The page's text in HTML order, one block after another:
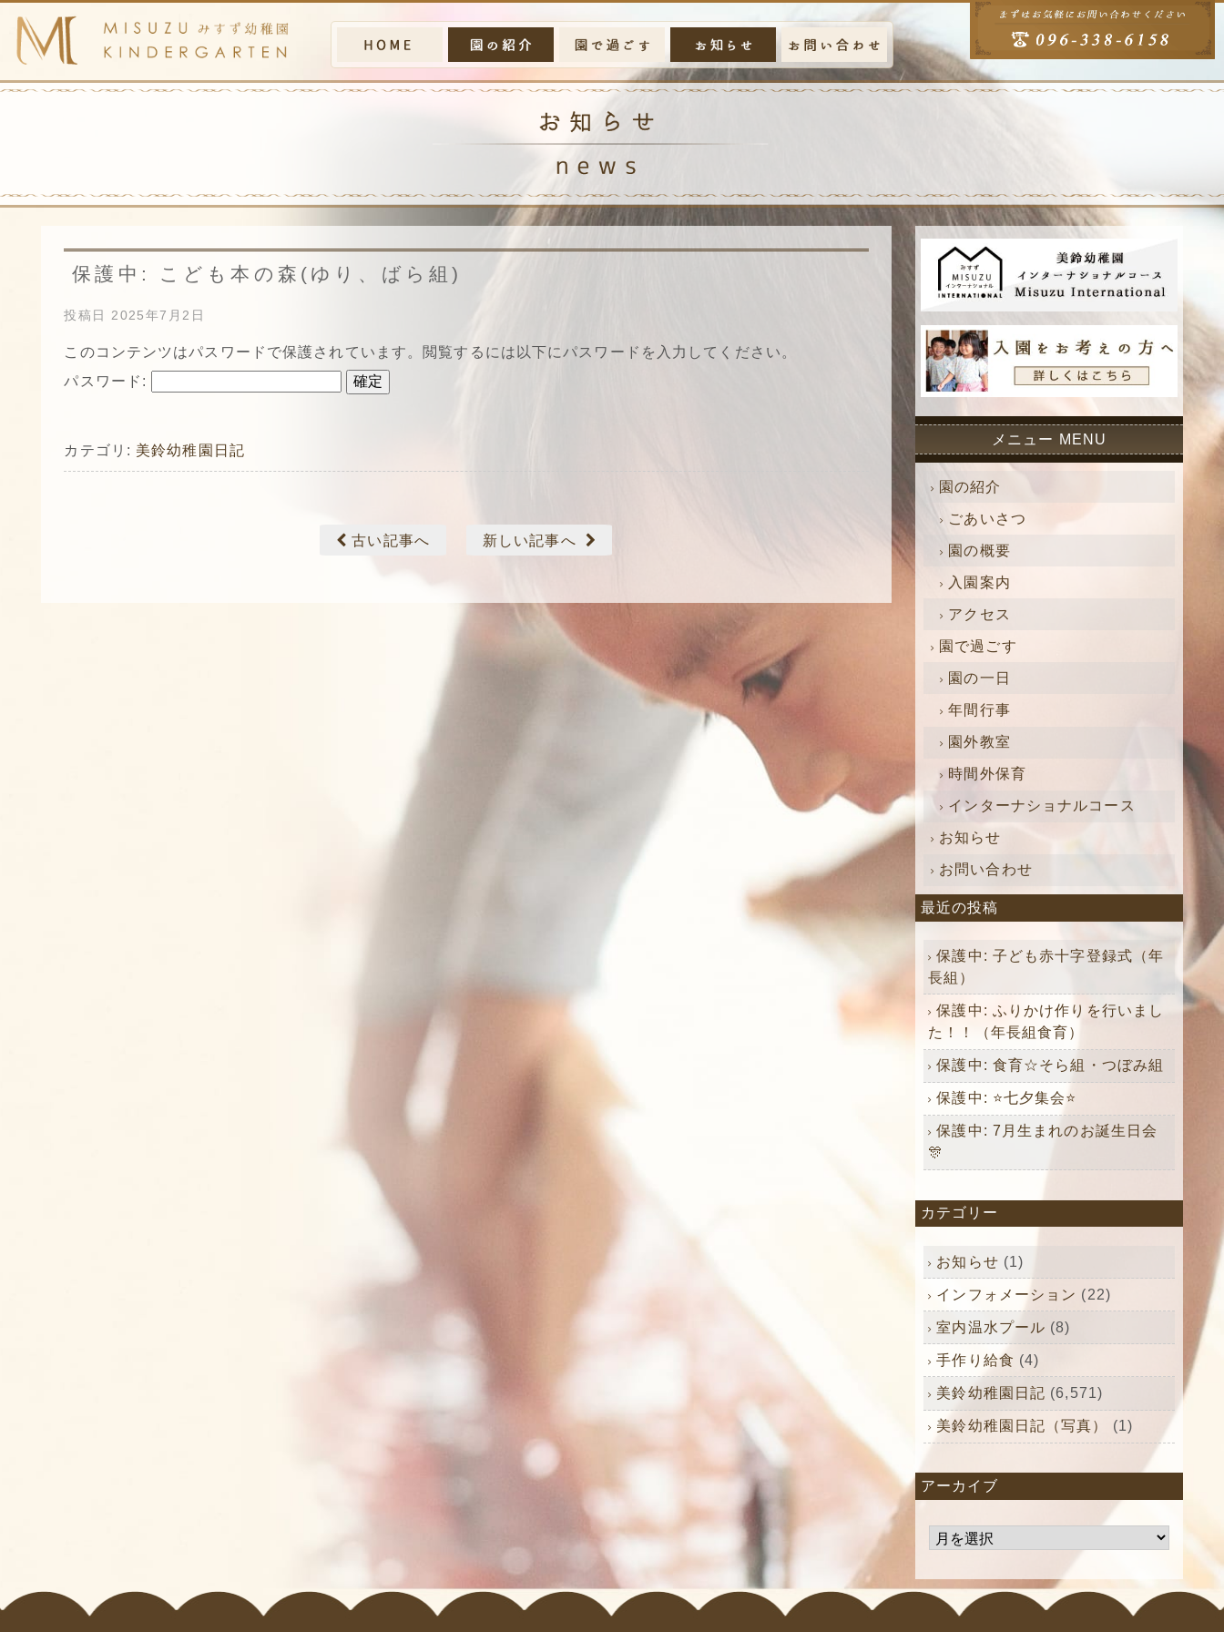
保護中: こども本の森(ゆり、ばら組)
投稿日 2025年7月2日
このコンテンツはパスワードで保護されています。閲覧するには以下にパスワードを入力してください。
パスワード:
カテゴリ: 美鈴幼稚園日記
古い記事へ 新しい記事へ
メニュー MENU
園の紹介
ごあいさつ
園の概要
入園案内
アクセス
園で過ごす
園の一日
年間行事
園外教室
時間外保育
インターナショナルコース
お知らせ
お問い合わせ
最近の投稿
保護中: 子ども赤十字登録式（年
長組）
保護中: ふりかけ作りを行いまし
た！！（年長組食育）
保護中: 食育☆そら組・つぼみ組
保護中: ⭐️七夕集会⭐️
保護中: 7月生まれのお誕生日会
🎊
カテゴリー
お知らせ (1)
インフォメーション (22)
室内温水プール (8)
手作り給食 (4)
美鈴幼稚園日記 (6,571)
美鈴幼稚園日記（写真） (1)
アーカイブ